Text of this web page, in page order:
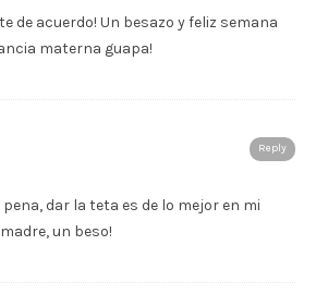
de acuerdo! Un besazo y feliz semana
materna guapa!
Reply
dar la teta es de lo mejor en mi
un beso!